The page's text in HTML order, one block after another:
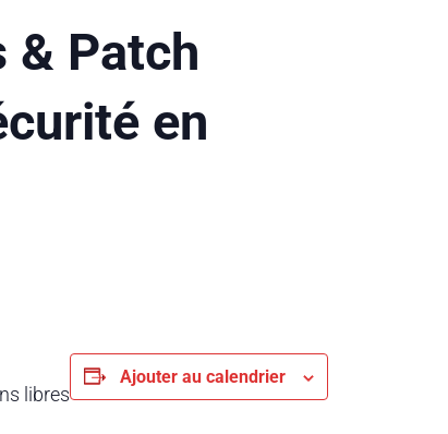
& Patch
en
libres
Ajouter au calendrier